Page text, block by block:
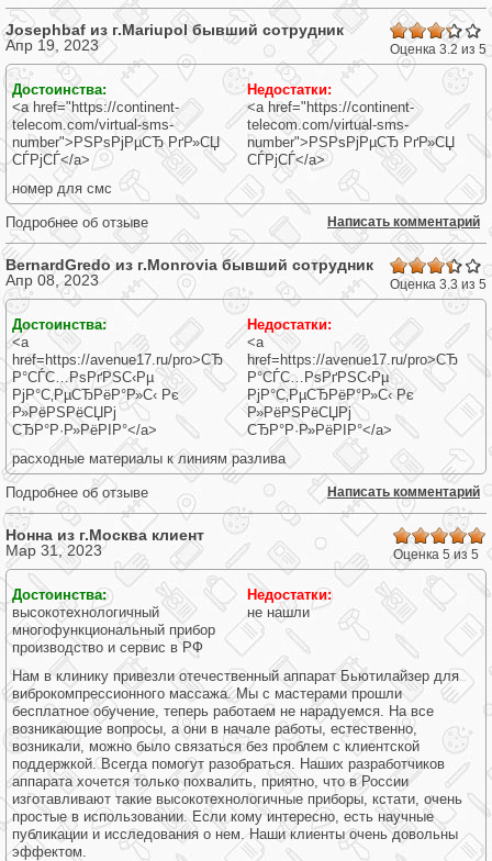
.2
22
22
22
22
22
Оценка 3.2 из 5
Josephbaf из г.Mariupol бывший сотрудник
Апр 19, 2023
Достоинства:
<a href="https://continent-
telecom.com/virtual-sms-
number">РЅРѕРјРµСЂ РґР»СЏ
СЃРјСЃ</a>
Недостатки:
<a href="https://continent-
telecom.com/virtual-sms-
number">РЅРѕРјРµСЂ РґР»СЏ
СЃРјСЃ</a>
номер для смс
Подробнее об отзыве Написать комментарий
.3
33
33
33
33
33
Оценка 3.3 из 5
BernardGredo из г.Monrovia бывший сотрудник
Апр 08, 2023
Достоинства:
<a
href=https://avenue17.ru/pro>СЂ
Р°СЃС…РѕРґРЅС‹Рµ
РјР°С‚РµСЂРёР°Р»С‹ Рє
Р»РёРЅРёСЏРј
СЂР°Р·Р»РёРІР°</a>
Недостатки:
<a
href=https://avenue17.ru/pro>СЂ
Р°СЃС…РѕРґРЅС‹Рµ
РјР°С‚РµСЂРёР°Р»С‹ Рє
Р»РёРЅРёСЏРј
СЂР°Р·Р»РёРІР°</a>
расходные материалы к линиям разлива
Подробнее об отзыве Написать комментарий
Оценка 5 из 5
Нонна из г.Москва клиент
Мар 31, 2023
Достоинства:
высокотехнологичный
многофункциональный прибор
производство и сервис в РФ
Недостатки:
не нашли
Нам в клинику привезли отечественный аппарат Бьютилайзер для
виброкомпрессионного массажа. Мы с мастерами прошли
бесплатное обучение, теперь работаем не нарадуемся. На все
возникающие вопросы, а они в начале работы, естественно,
возникали, можно было связаться без проблем с клиентской
поддержкой. Всегда помогут разобраться. Наших разработчиков
аппарата хочется только похвалить, приятно, что в России
изготавливают такие высокотехнологичные приборы, кстати, очень
простые в использовании. Если кому интересно, есть научные
публикации и исследования о нем. Наши клиенты очень довольны
эффектом.